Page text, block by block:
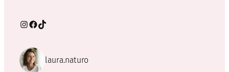
Instagram Facebook TikTok
laura.naturo